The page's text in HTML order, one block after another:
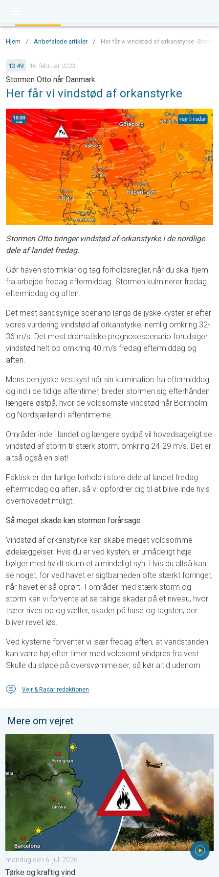
Hjem / Anbefalede artikler / Her får vi vindstød af orkanstyrke -
13.49 16. februar 2023
Stormen Otto når Danmark
Her får vi vindstød af orkanstyrke
Stormen Otto bringer vindstød af orkanstyrke i de nordlige
dele af landet fredag.
Gør haven stormklar og tag forholdsregler, når du skal hjem
fra arbejde fredag eftermiddag. Stormen kulminerer fredag
eftermiddag og aften.
Det mest sandsynlige scenario langs de jyske kyster er efter
vores vurdering vindstød af orkanstyrke, nemlig omkring 32-
36 m/s. Det mest dramatiske prognosescenario forudsiger
vindstød helt op omkring 40 m/s fredag eftermiddag og
aften.
Mens den jyske vestkyst når sin kulmination fra eftermiddag
og ind i de tidige aftentimer, breder stormen sig efterhånden
længere østpå, hvor de voldsomste vindstød når Bornholm
og Nordsjælland i aftentimerne.
Områder inde i landet og længere sydpå vil hovedsageligt se
vindstød af storm til stærk storm, omkring 24-29 m/s. Det er
altså også en slat!
Faktisk er der farlige forhold i store dele af landet fredag
eftermiddag og aften, så vi opfordrer dig til at blive inde hvis
overhovedet muligt.
Så meget skade kan stormen forårsage
Vindstød af orkanstyrke kan skabe meget voldsomme
ødelæggelser. Hvis du er ved kysten, er umådeligt høje
bølger med hvidt skum et almindeligt syn. Hvis du altså kan
se noget, for ved havet er sigtbarheden ofte stærkt forringet,
når havet er så oprørt. I områder med stærk storm og
storm kan vi forvente at se talrige skader på et niveau, hvor
træer rives op og vælter, skader på huse og tagsten, der
bliver revet løs.
Ved kysterne forventer vi især fredag aften, at vandstanden
kan være høj efter timer med voldsomt vindpres fra vest.
Skulle du støde på oversvømmelser, så kør altid udenom.
Vejr & Radar redaktionen
Mere om vejret
Skovbrande hærger i Sydeuropa. Tørke og kraftig vind. . .
mandag den 6. juli 2026
Tørke og kraftig vind